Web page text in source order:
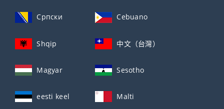
Српски Cebuano
Shqip 中文（台灣）
Magyar Sesotho
eesti keel Malti